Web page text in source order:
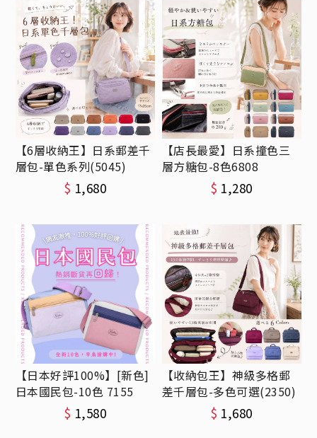
【6層收納王】日系郵差千
層包-單色系列(5045)
$ 1,680
【店長最愛】日系撞色三
層方糖包-8色6808
$ 1,280
【日本好評100%】[新色]
日本國民包-10色 7155
$ 1,580
【收納包王】神級多格郵
差千層包-多色可選(2350)
$ 1,680